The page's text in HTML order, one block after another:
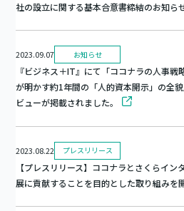
社の設立に関する基本合意書締結のお知ら
2023.09.07 お知らせ
『ビジネス＋IT』にて「ココナラの人事
が明かす約1年間の「人的資本開示」の全
ビューが掲載されました。
2023.08.22 プレスリリース
【プレスリリース】ココナラとさくらイ
展に貢献することを⽬的とした取り組みを